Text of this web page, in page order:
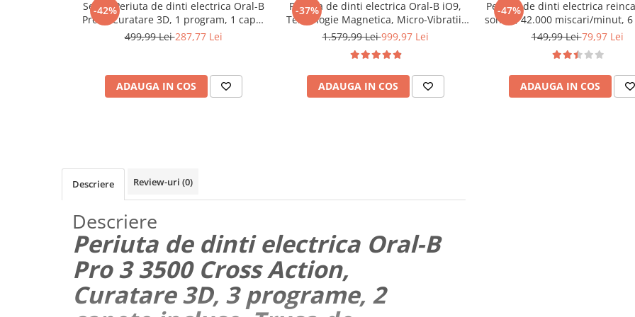
Maturi, mopuri si galeti
Organizare si depozitare
Termometre bucatarie
Veioze si Lampi
Vopsele si Pigmenti
Electrocasnice & Climatizare
Aparate de vidat
Blendere & Tocatoare
Fiare, statii & aparate de calcat cu
-42%
Set 2x Periuta de dinti electrica Oral-B
Pro 1, Curatare 3D, 1 program, 1 capat
de periaj, Negru/Roz
499,99 Lei287,77 Lei
ADAUGA IN COS
-37%
Periuta de dinti electrica Oral-B iO9,
Tehnologie Magnetica, Micro-Vibratii,
Inteligenta artificiala, Display led,
moduri, 1 capat, Suport rezerve,
Incarcator magnet
1.579,99 Lei999,97 Lei
ADAUGA IN COS
-47%
Periuta de dinti electrica
sonica, 42.000 miscari/minut,
smart de curatare cu
Rezistent la apa, cablu USB,
500mAh, s
149,99 Lei79,97 Lei
ADAUGA IN COS
Descriere Review-uri (0)
Descriere
Periuta de dinti electrica Oral-B
Pro 3 3500 Cross Action,
Curatare 3D, 3 programe, 2